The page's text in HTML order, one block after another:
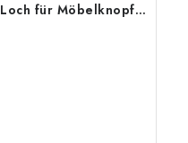
Loch für Möbelknopf -